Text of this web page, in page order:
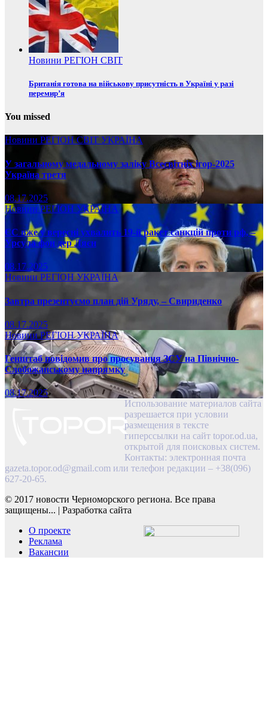
Новини РЕГІОН СВІТ
Британія готова на військову присутність в Україні у разі
перемир’я
You missed
Новини РЕГІОНСВІТ УКРАЇНА
У загальному медальному заліку Всесвітніх ігор-2025
Україна третя
08.17.2025
НовиниРЕГІОН УКРАЇНА
ЄС вже у вересні ухвалить 19-й ракет санкцій проти рф, –
Урсула фон дер Ляєн
08.17.2025
Новини РЕГІОН УКРАЇНА
Завтра презентуємо план дій Уряду, – Свириденко
08.17.2025
НовиниРЕГІОНУКРАЇНА
Генштаб повідомив про просування ЗСУ на Північно-
Слобожанському напрямку
08.17.2025
Использование материалов сайта
разрешается при условии
размещения в тексте
гиперссылки на сайт topor.od.ua,
открытой для поисковых систем.
Контакты: электронная почта
gazeta.topor.od@gmail.com или телефон редакции – +38(096)
627-20-65.
© 2017 новости Черноморского региона. Все права
защищены...
Разработка сайта
О проекте
Реклама
Вакансии